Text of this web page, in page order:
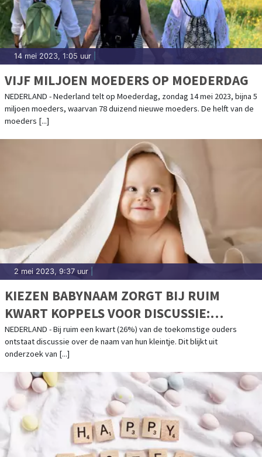
14 mei 2023, 1:05 uur
VIJF MILJOEN MOEDERS OP MOEDERDAG
NEDERLAND - Nederland telt op Moederdag, zondag 14 mei 2023, bijna 5
miljoen moeders, waarvan 78 duizend nieuwe moeders. De helft van de
moeders [...]
2 mei 2023, 9:37 uur
KIEZEN BABYNAAM ZORGT BIJ RUIM
KWART KOPPELS VOOR DISCUSSIE:
GEHEIMHOUDEN NAAM BIJ EEN OP TIEN
NIET GELUKT
NEDERLAND - Bij ruim een kwart (26%) van de toekomstige ouders
ontstaat discussie over de naam van hun kleintje. Dit blijkt uit
onderzoek van [...]